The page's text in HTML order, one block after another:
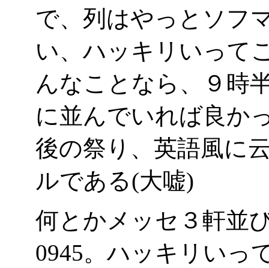
で、列はやっとソフ
い、ハッキリいって
んなことなら、９時
に並んでいれば良か
後の祭り、英語風に
ルである(大嘘)
何とかメッセ３軒並
0945。ハッキリいっ